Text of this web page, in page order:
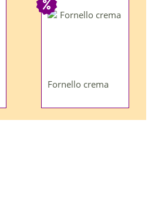
Fornello crema